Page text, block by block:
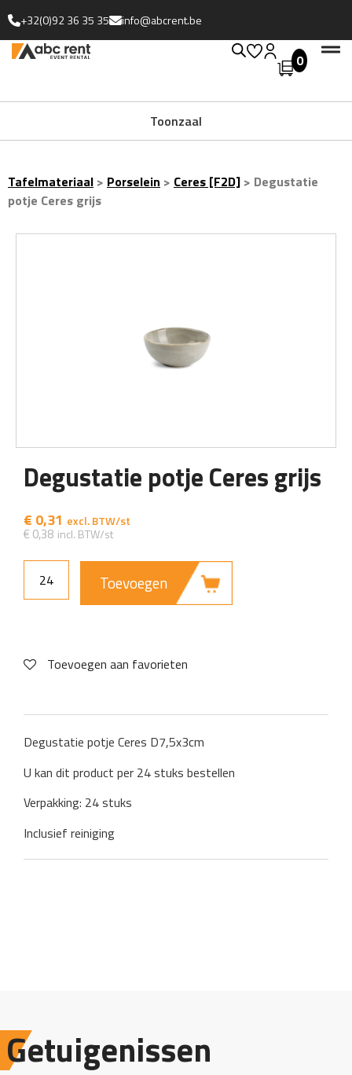
+32(0)92 36 35 35 info@abcrent.be
0
Toonzaal
Uitgebreide collectie
Tafelmateriaal > Porselein > Ceres [F2D] > Degustatie
potje Ceres grijs
Degustatie potje Ceres grijs
€ 0,31
€ 0,38
Toevoegen
Toevoegen aan favorieten
Degustatie potje Ceres D7,5x3cm
U kan dit product per 24 stuks bestellen
Verpakking: 24 stuks
Inclusief reiniging
Getuigenissen